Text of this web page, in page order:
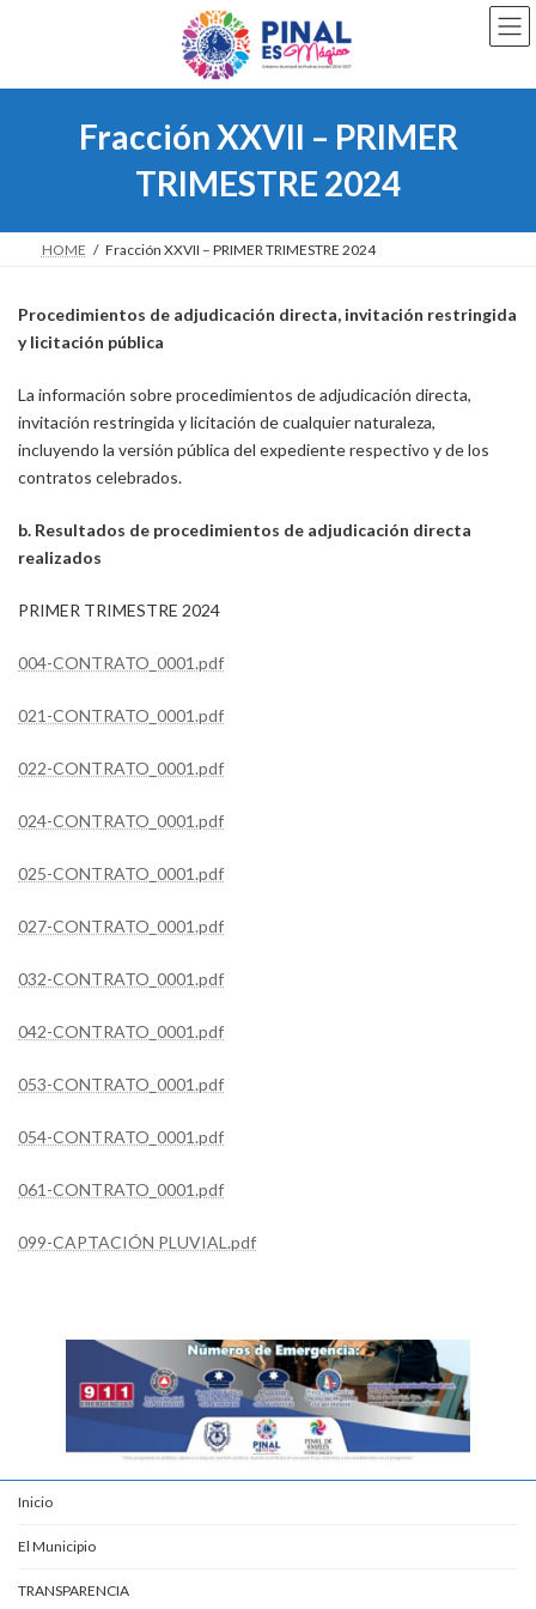
Fracción XXVII – PRIMER
TRIMESTRE 2024
HOME Fracción XXVII – PRIMER TRIMESTRE 2024
Procedimientos de adjudicación directa, invitación restringida
y licitación pública
La información sobre procedimientos de adjudicación directa,
invitación restringida y licitación de cualquier naturaleza,
incluyendo la versión pública del expediente respectivo y de los
contratos celebrados.
b. Resultados de procedimientos de adjudicación directa
realizados
PRIMER TRIMESTRE 2024
004-CONTRATO_0001.pdf
021-CONTRATO_0001.pdf
022-CONTRATO_0001.pdf
024-CONTRATO_0001.pdf
025-CONTRATO_0001.pdf
027-CONTRATO_0001.pdf
032-CONTRATO_0001.pdf
042-CONTRATO_0001.pdf
053-CONTRATO_0001.pdf
054-CONTRATO_0001.pdf
061-CONTRATO_0001.pdf
099-CAPTACIÓN PLUVIAL.pdf
Inicio
El Municipio
TRANSPARENCIA